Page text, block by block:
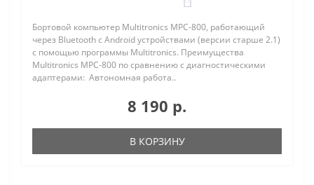
Бортовой компьютер Multitronics MPC-800, работающий
через Bluetooth с Android устройствами (версии старше 2.1)
с помощью программы Multitronics. Преимущества
Multitronics MPC-800 по сравнению с диагностическими
адаптерами: Автономная работа..
8 190 р.
В КОРЗИНУ